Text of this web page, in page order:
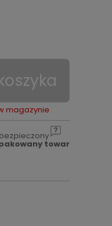
magazynie
towar